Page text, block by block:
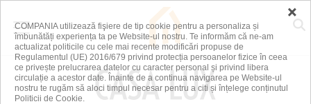
×
COMPANIA utilizează fişiere de tip cookie pentru a personaliza și
îmbunătăți experiența ta pe Website-ul nostru. Te informăm că ne-am
actualizat politicile cu cele mai recente modificări propuse de
Regulamentul (UE) 2016/679 privind protecția persoanelor fizice în ceea
ce privește prelucrarea datelor cu caracter personal și privind libera
circulație a acestor date. Înainte de a continua navigarea pe Website-ul
nostru te rugăm să aloci timpul necesar pentru a citi și înțelege conținutul
Politicii de Cookie.